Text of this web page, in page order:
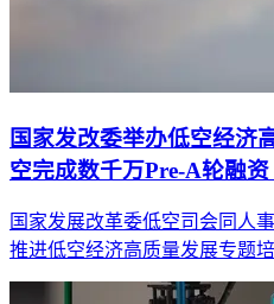
国家发改委举办低空经济
空完成数千万Pre-A轮融
国家发展改革委低空司会同人
推进低空经济高质量发展专题培